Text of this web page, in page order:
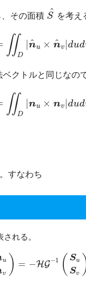
その面積 ^
S
S
を考え
∬D
^
nu × ^
nv dud
=∬
クトルと同じなの
∬D
nu × nv dud
=∬
すなわち
れる。
u
v ) = −HG−1 ( Su
Sv
un S uSv